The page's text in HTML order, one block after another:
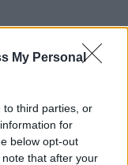
My Personal
to third parties, or
for
below opt-out
that after your
ΚΑΤΗΓΟΡΊΑ